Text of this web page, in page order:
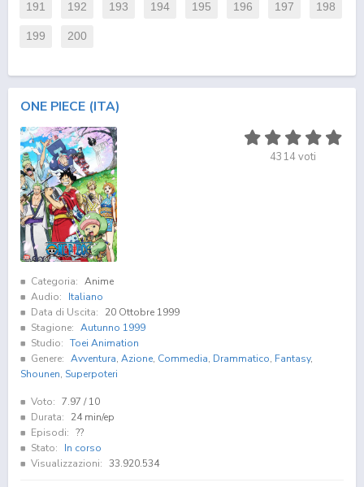
191 192 193 194 195 196 197 198
199 200
ONE PIECE (ITA)
4314voti
Categoria: Anime
Audio:
Italiano
Data di Uscita:
20 Ottobre 1999
Stagione: Autunno 1999
Studio: Toei Animation
Genere: Avventura, Azione, Commedia, Drammatico, Fantasy,
Shounen, Superpoteri
Voto: 7.97 / 10
Durata:
24 min/ep
Episodi: ??
Stato:
In corso
Visualizzazioni: 33.920.534